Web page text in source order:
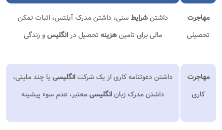
مهاجرت
تحصیلی
داشتنشرایطسنی، داشتن مدرک آیلتس، اثبات تمکن
مالی برای تامینهزینه تحصیل درانگلیسو زندگی
مهاجرت
کاری
داشتن دعوتنامه کاری از یک شرکتانگلیسی یا چند ملیتی،
داشتن مدرک زبانانگلیسیمعتبر، عدم سوء پیشینه